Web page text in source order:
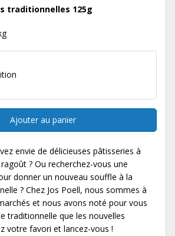
traditionnelles 125g
Ajouter au panier
envie de délicieuses pâtisseries à
? Ou recherchez-vous une
donner un nouveau souffle à la
? Chez Jos Poell, nous sommes à
et nous avons noté pour vous
traditionnelle que les nouvelles
votre favori et lancez-vous !